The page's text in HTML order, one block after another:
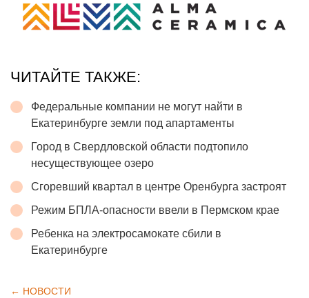
ЧИТАЙТЕ ТАКЖЕ:
Федеральные компании не могут найти в
Екатеринбурге земли под апартаменты
Город в Свердловской области подтопило
несуществующее озеро
Сгоревший квартал в центре Оренбурга застроят
Режим БПЛА-опасности ввели в Пермском крае
Ребенка на электросамокате сбили в
Екатеринбурге
← НОВОСТИ